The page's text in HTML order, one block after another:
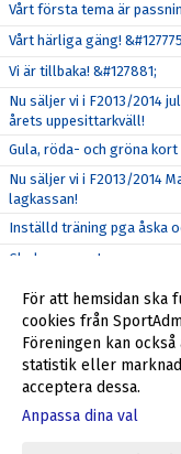
Vårt första tema är
Vårt härliga gäng!
Vi är tillbaka! &#127881;
Nu säljer vi i F2013/2014
årets uppesittarkväll!
Gula, röda- och gröna kort
Nu säljer vi i F2013/2014
lagkassan!
Inställd träning pga åska
Glad sommar !
Seriestarten framflyttad till
Glöm inte att svara på
Matchregler inför
Gå
För att hemsidan ska
cookies från
Föreningen kan
statistik eller
acceptera dessa.
Anpassa dina val